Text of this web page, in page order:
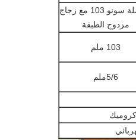
سلسلة سونو 103 مع زجاج
مزدوج الطبقة
103 ملم
5/6ملم